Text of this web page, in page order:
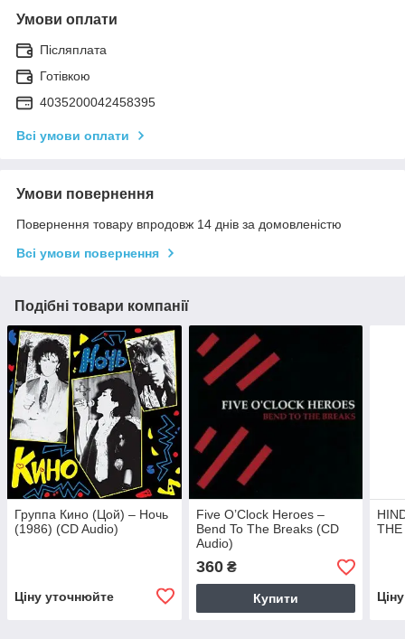
Умови оплати
Післяплата
Готівкою
4035200042458395
Всі умови оплати
Умови повернення
Повернення товару впродовж 14 днів за домовленістю
Всі умови повернення
Подібні товари компанії
Группа Кино (Цой) – Ночь
(1986) (CD Audio)
Ціну уточнюйте
Five O’Clock Heroes –
Bend To The Breaks (CD
Audio)
360₴
Купити